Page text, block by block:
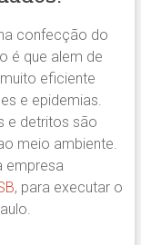
confecção do
é que alem de
eficiente
e epidemias.
e detritos são
meio ambiente.
empresa
, para executar o